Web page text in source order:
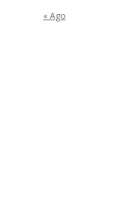
« Ago